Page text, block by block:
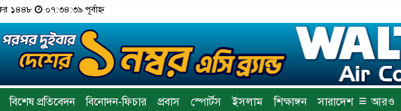
১৪৪৮ ০৭:৩৪:৩৯ পূর্বাহ্ন
বিশেষ প্রতিবেদন বিনোদন-ফিচার প্রবাস স্পোর্টস ইসলাম শিক্ষাঙ্গন সারাদেশ ≡আরও